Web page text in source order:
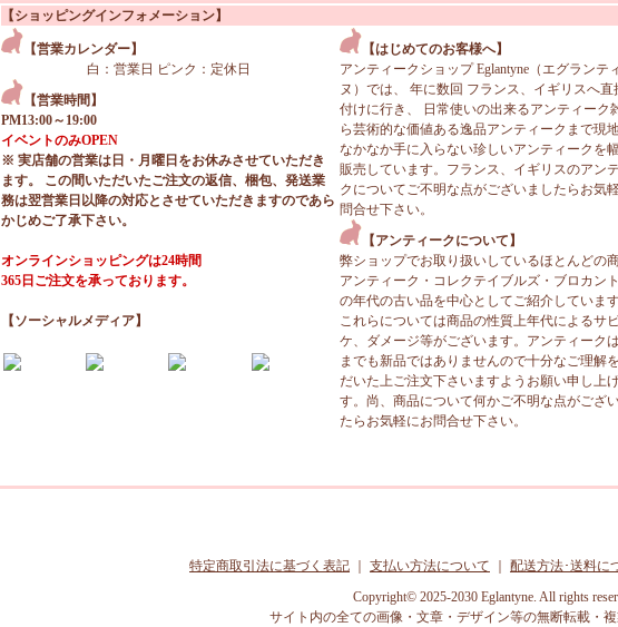
【ショッピングインフォメーション】
【営業カレンダー】
白：営業日 ピンク：定休日
【営業時間】
PM13:00～19:00
イベントのみOPEN
※ 実店舗の営業は日・月曜日をお休みさせていただき
ます。 この間いただいたご注文の返信、梱包、発送業
務は翌営業日以降の対応とさせていただきますのであら
かじめご了承下さい。
オンラインショッピングは24時間
365日ご注文を承っております。
【ソーシャルメディア】
【はじめてのお客様へ】
アンティークショップ Eglantyne（エグランテ
ヌ）では、 年に数回 フランス、イギリスへ直
付けに行き、 日常使いの出来るアンティーク
ら芸術的な価値ある逸品アンティークまで現
なかなか手に入らない珍しいアンティークを
販売しています。フランス、イギリスのアン
クについてご不明な点がございましたらお気
問合せ下さい。
【アンティークについて】
弊ショップでお取り扱いしているほとんどの
アンティーク・コレクテイブルズ・ブロカン
の年代の古い品を中心としてご紹介しています
これらについては商品の性質上年代によるサ
ケ、ダメージ等がございます。アンティーク
までも新品ではありませんので十分なご理解
だいた上ご注文下さいますようお願い申し上
す。尚、商品について何かご不明な点がござ
たらお気軽にお問合せ下さい。
特定商取引法に基づく表記 支払い方法について 配送方法･送料に
Copyright© 2025-2030 Eglantyne. All rights
サイト内の全ての画像・文章・デザイン等の無断転載・複